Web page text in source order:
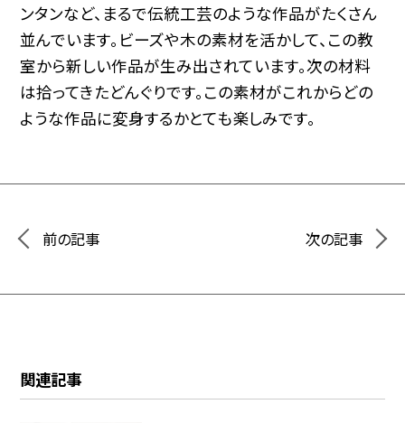
ンタンなど、まるで伝統工芸のような作品がたくさん
並んでいます。ビーズや木の素材を活かして、この教
室から新しい作品が生み出されています。次の材料
は拾ってきたどんぐりです。この素材がこれからどの
ような作品に変身するかとても楽しみです。
前の記事 次の記事
関連記事